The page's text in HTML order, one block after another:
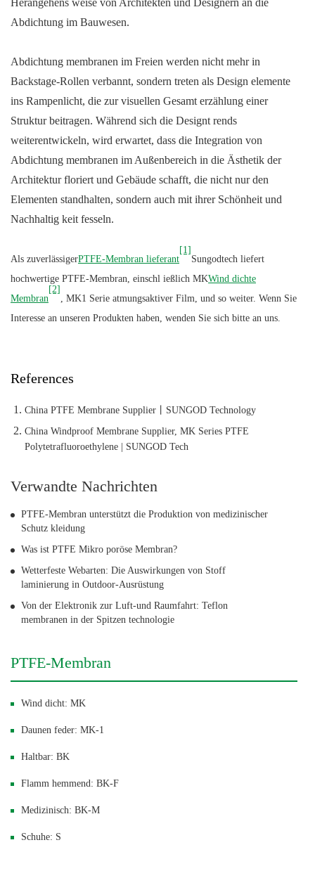
Herangehens weise von Architekten und Designern an die
Abdichtung im Bauwesen.
Abdichtung membranen im Freien werden nicht mehr in
Backstage-Rollen verbannt, sondern treten als Design elemente
ins Rampenlicht, die zur visuellen Gesamt erzählung einer
Struktur beitragen. Während sich die Designt rends
weiterentwickeln, wird erwartet, dass die Integration von
Abdichtung membranen im Außenbereich in die Ästhetik der
Architektur floriert und Gebäude schafft, die nicht nur den
Elementen standhalten, sondern auch mit ihrer Schönheit und
Nachhaltig keit fesseln.
Als zuverlässigerPTFE-Membran lieferant
[1]
Sungodtech liefert
hochwertige PTFE-Membran, einschl ießlich MKWind dichte
Membran
[2]
, MK1 Serie atmungsaktiver Film, und so weiter. Wenn Sie
Interesse an unseren Produkten haben, wenden Sie sich bitte an uns.
References
China PTFE Membrane Supplier丨SUNGOD Technology
China Windproof Membrane Supplier, MK Series PTFE
Polytetrafluoroethylene | SUNGOD Tech
Verwandte Nachrichten
PTFE-Membran unterstützt die Produktion von medizinischer
Schutz kleidung
Was ist PTFE Mikro poröse Membran?
Wetterfeste Webarten: Die Auswirkungen von Stoff
laminierung in Outdoor-Ausrüstung
Von der Elektronik zur Luft-und Raumfahrt: Teflon
membranen in der Spitzen technologie
PTFE-Membran
Wind dicht: MK
Daunen feder: MK-1
Haltbar: BK
Flamm hemmend: BK-F
Medizinisch: BK-M
Schuhe: S